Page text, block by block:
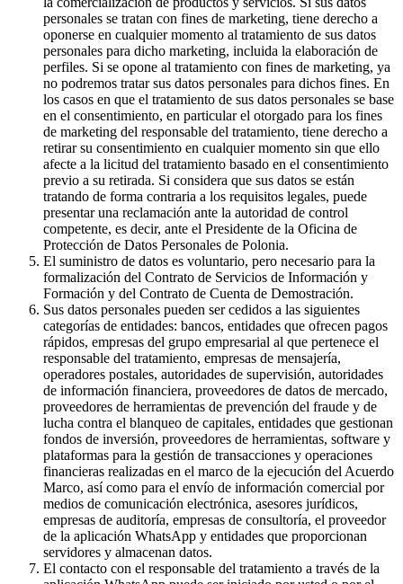
personales se tratan con fines de marketing, tiene derecho a
oponerse en cualquier momento al tratamiento de sus datos
personales para dicho marketing, incluida la elaboración de
perfiles. Si se opone al tratamiento con fines de marketing, ya
no podremos tratar sus datos personales para dichos fines. En
los casos en que el tratamiento de sus datos personales se base
en el consentimiento, en particular el otorgado para los fines
de marketing del responsable del tratamiento, tiene derecho a
retirar su consentimiento en cualquier momento sin que ello
afecte a la licitud del tratamiento basado en el consentimiento
previo a su retirada. Si considera que sus datos se están
tratando de forma contraria a los requisitos legales, puede
presentar una reclamación ante la autoridad de control
competente, es decir, ante el Presidente de la Oficina de
Protección de Datos Personales de Polonia.
El suministro de datos es voluntario, pero necesario para la
formalización del Contrato de Servicios de Información y
Formación y del Contrato de Cuenta de Demostración.
Sus datos personales pueden ser cedidos a las siguientes
categorías de entidades: bancos, entidades que ofrecen pagos
rápidos, empresas del grupo empresarial al que pertenece el
responsable del tratamiento, empresas de mensajería,
operadores postales, autoridades de supervisión, autoridades
de información financiera, proveedores de datos de mercado,
proveedores de herramientas de prevención del fraude y de
lucha contra el blanqueo de capitales, entidades que gestionan
fondos de inversión, proveedores de herramientas, software y
plataformas para la gestión de transacciones y operaciones
financieras realizadas en el marco de la ejecución del Acuerdo
Marco, así como para el envío de información comercial por
medios de comunicación electrónica, asesores jurídicos,
empresas de auditoría, empresas de consultoría, el proveedor
de la aplicación WhatsApp y entidades que proporcionan
servidores y almacenan datos.
El contacto con el responsable del tratamiento a través de la